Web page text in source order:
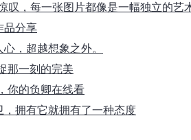
叹，每一张图片都像是一幅独立的艺
品分享
，超越想象之外。
那一刻的完美
你的负卿在线看
拥有它就拥有了一种态度